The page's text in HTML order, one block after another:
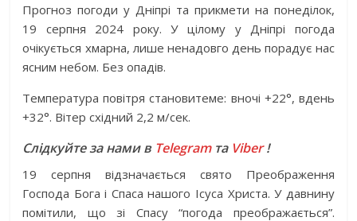
Прогноз погоди у Дніпрі та прикмети на понеділок,
19 серпня 2024 року. У цілому у Дніпрі погода
очікується хмарна, лише ненадовго день порадує нас
ясним небом. Без опадів.
Температура повітря становитеме: вночі +22°, вдень
+32°. Вітер східний 2,2 м/сек.
Слідкуйте за нами в Telegramта Viber!
19 серпня відзначається свято Преображення
Господа Бога і Спаса нашого Ісуса Христа. У давнину
помітили, що зі Спасу “погода преображається”.